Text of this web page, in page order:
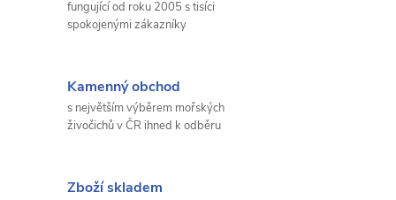
fungující od roku 2005 s tisíci
spokojenými zákazníky
Kamenný obchod
s největším výběrem mořských
živočichů v ČR ihned k odběru
Zboží skladem